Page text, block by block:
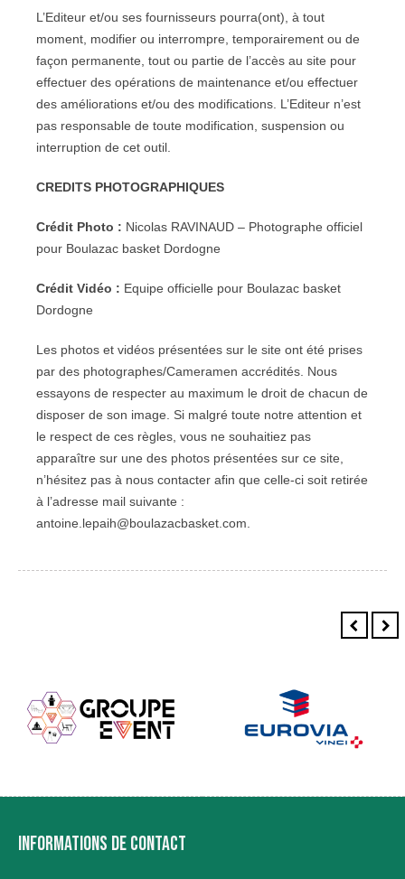
L’Editeur et/ou ses fournisseurs pourra(ont), à tout
moment, modifier ou interrompre, temporairement ou de
façon permanente, tout ou partie de l’accès au site pour
effectuer des opérations de maintenance et/ou effectuer
des améliorations et/ou des modifications. L’Editeur n’est
pas responsable de toute modification, suspension ou
interruption de cet outil.
CREDITS PHOTOGRAPHIQUES
Crédit Photo : Nicolas RAVINAUD – Photographe officiel
pour Boulazac basket Dordogne
Crédit Vidéo : Equipe officielle pour Boulazac basket
Dordogne
Les photos et vidéos présentées sur le site ont été prises
par des photographes/Cameramen accrédités. Nous
essayons de respecter au maximum le droit de chacun de
disposer de son image. Si malgré toute notre attention et
le respect de ces règles, vous ne souhaitiez pas
apparaître sur une des photos présentées sur ce site,
n’hésitez pas à nous contacter afin que celle-ci soit retirée
à l’adresse mail suivante :
antoine.lepaih@boulazacbasket.com.
INFORMATIONS DE CONTACT